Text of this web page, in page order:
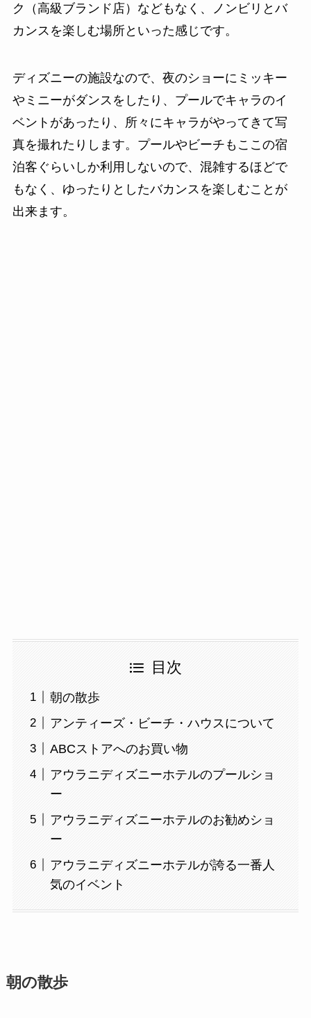
ク（高級ブランド店）などもなく、ノンビリとバ
カンスを楽しむ場所といった感じです。
ディズニーの施設なので、夜のショーにミッキー
やミニーがダンスをしたり、プールでキャラのイ
ベントがあったり、所々にキャラがやってきて写
真を撮れたりします。プールやビーチもここの宿
泊客ぐらいしか利用しないので、混雑するほどで
もなく、ゆったりとしたバカンスを楽しむことが
出来ます。
目次
朝の散歩
アンティーズ・ビーチ・ハウスについて
ABCストアへのお買い物
アウラニディズニーホテルのプールショ
ー
アウラニディズニーホテルのお勧めショ
ー
アウラニディズニーホテルが誇る一番人
気のイベント
朝の散歩